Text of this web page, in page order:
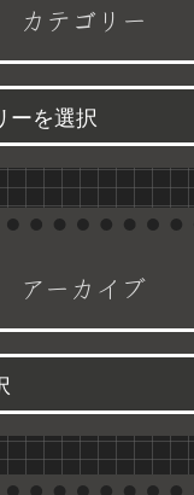
カテゴリー
アーカイブ